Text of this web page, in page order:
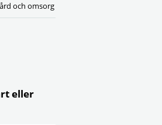
och omsorg
eller